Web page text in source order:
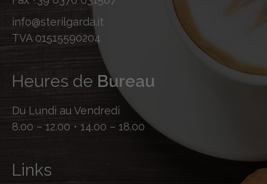
info@sterilgarda.it
TVA 01515590204
Heures de Bureau
Du Lundi au Vendredi
8.00 – 12.00 • 14.00 – 18.00
Links